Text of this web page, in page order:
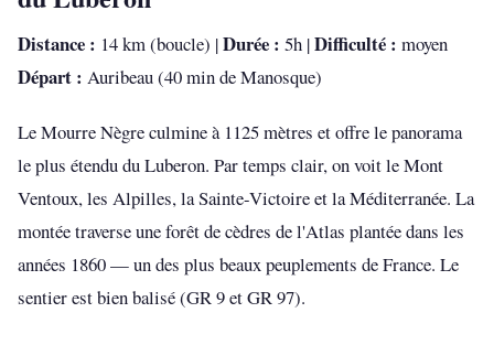
Distance : 14 km (boucle) |Durée : 5h |Difficulté : moyen
Départ : Auribeau (40 min de Manosque)
Le Mourre Nègre culmine à 1125 mètres et offre le panorama
le plus étendu du Luberon. Par temps clair, on voit le Mont
Ventoux, les Alpilles, la Sainte-Victoire et la Méditerranée. La
montée traverse une forêt de cèdres de l'Atlas plantée dans les
années 1860 — un des plus beaux peuplements de France. Le
sentier est bien balisé (GR 9 et GR 97).